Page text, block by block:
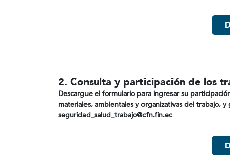
2. Consulta y participación de los
Descargue el formulario para ingresar su
materiales, ambientales y organizativas del trabajo,
seguridad_salud_trabajo@cfn.fin.ec